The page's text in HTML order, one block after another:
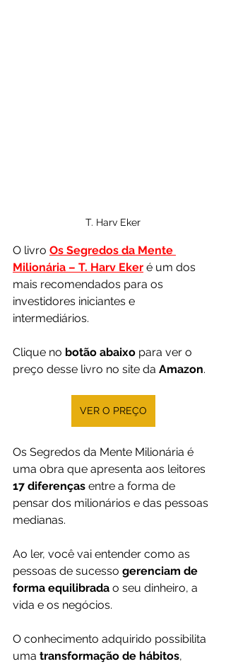
T. Harv Eker
O livro Os Segredos da Mente
Milionária – T. Harv Eker é um dos
mais recomendados para os
investidores iniciantes e
intermediários.
Clique no botão abaixo para ver o
preço desse livro no site da Amazon.
VER O PREÇO
Os Segredos da Mente Milionária é
uma obra que apresenta aos leitores
17 diferenças entre a forma de
pensar dos milionários e das pessoas
medianas.
Ao ler, você vai entender como as
pessoas de sucesso gerenciam de
forma equilibrada o seu dinheiro, a
vida e os negócios.
O conhecimento adquirido possibilita
uma transformação de hábitos,